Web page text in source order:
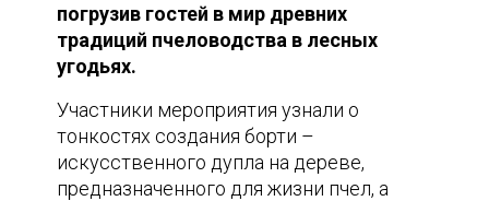
погрузив гостей в мир древних
традиций пчеловодства в лесных
угодьях.
Участники мероприятия узнали о
тонкостях создания борти –
искусственного дупла на дереве,
предназначенного для жизни пчел, а